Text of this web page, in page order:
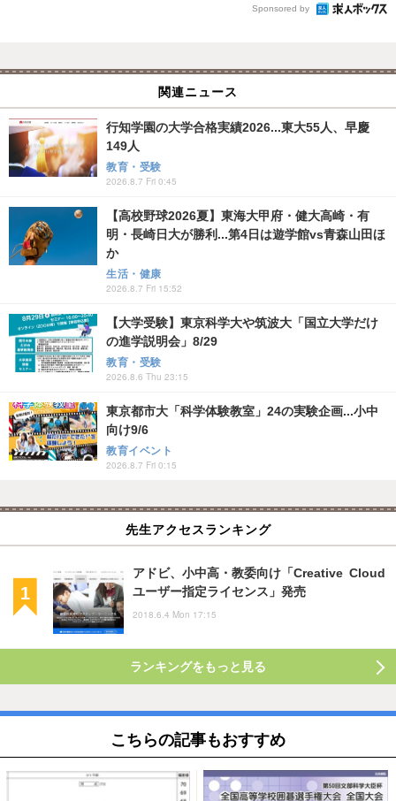
Sponsored by
関連ニュース
行知学園の大学合格実績2026...東大55人、早慶
149人
教育・受験
2026.8.7 Fri 0:45
【高校野球2026夏】東海大甲府・健大高崎・有
明・長崎日大が勝利...第4日は遊学館vs青森山田ほ
か
生活・健康
2026.8.7 Fri 15:52
【大学受験】東京科学大や筑波大「国立大学だけ
の進学説明会」8/29
教育・受験
2026.8.6 Thu 23:15
東京都市大「科学体験教室」24の実験企画...小中
向け9/6
教育イベント
2026.8.7 Fri 0:15
先生アクセスランキング
アドビ、小中高・教委向け「Creative Cloud
ユーザー指定ライセンス」発売
2018.6.4 Mon 17:15
ランキングをもっと見る
こちらの記事もおすすめ